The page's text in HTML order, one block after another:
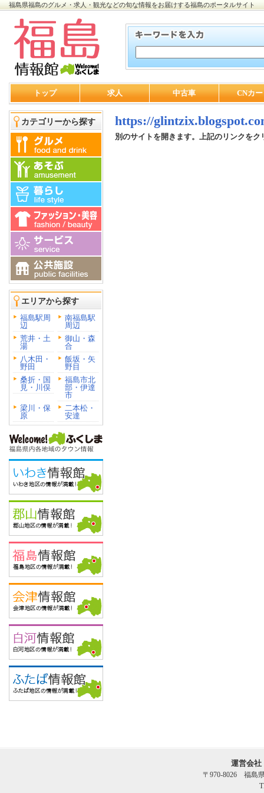
福島県福島のグルメ・求人・観光などの旬な情報をお届けする福島のポータルサイト
トップ 求人 中古車 CNカ
カテゴリーから探す
エリアから探す
福島駅周
辺
南福島駅
周辺
荒井・土
湯
御山・森
合
八木田・
野田
飯坂・矢
野目
桑折・国
見・川俣
福島市北
部・伊達
市
梁川・保
原
二本松・
安達
https://
別のサイトを開きます。上記のリンクをク
運営会
〒970-8026 福島